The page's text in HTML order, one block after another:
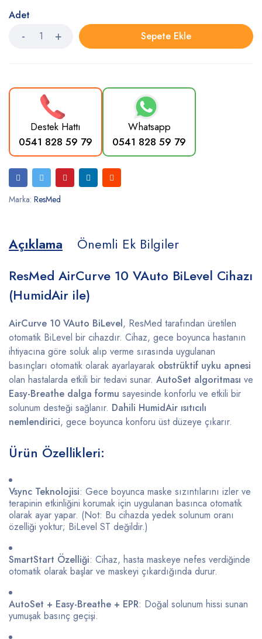
Adet
Sepete Ekle
Destek Hattı
0541 828 59 79
Whatsapp
0541 828 59 79
Marka: ResMed
Açıklama
Önemli Ek Bilgiler
ResMed AirCurve 10 VAuto BiLevel Cihazı
(HumidAir ile)
AirCurve 10 VAuto BiLevel, ResMed tarafından üretilen
otomatik BiLevel bir cihazdır. Cihaz, gece boyunca hastanın
ihtiyacına göre soluk alıp verme sırasında uygulanan
basınçları otomatik olarak ayarlayarak obstrüktif uyku apnesi
olan hastalarda etkili bir tedavi sunar. AutoSet algoritması ve
Easy-Breathe dalga formu sayesinde konforlu ve etkili bir
solunum desteği sağlanır. Dahili HumidAir ısıtıcılı
nemlendirici, gece boyunca konforu üstdüzeye çıkarır.
Ürün Özellikleri:
Vsync Teknolojisi: Gece boyunca maske sızıntılarını izler ve
terapinin etkinliğini korumak için uygulanan basınca otomatik
olarak ayar yapar. (Not: Bu cihazda yedek solunum oranı
özelliği yoktur; BiLevel ST değildir.)
SmartStart Özelliği: Cihaz, hasta maskeye nefes verdiğinde
otomatik olarak başlar ve maskeyi çıkardığında durur.
AutoSet + Easy-Breathe + EPR: Doğal solunum hissi sunan
yumuşak basınç geçişi.